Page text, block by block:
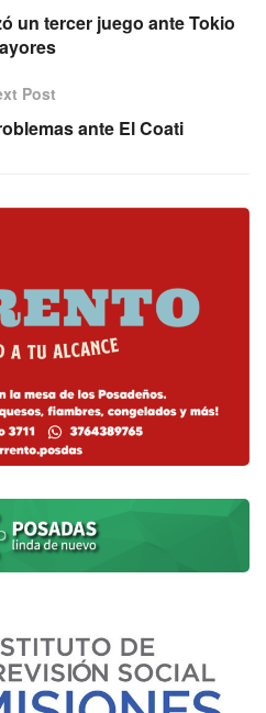
un tercer juego ante Tokio
Post
ante El Coati